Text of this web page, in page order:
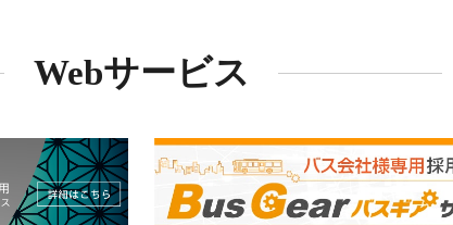
Webサービス